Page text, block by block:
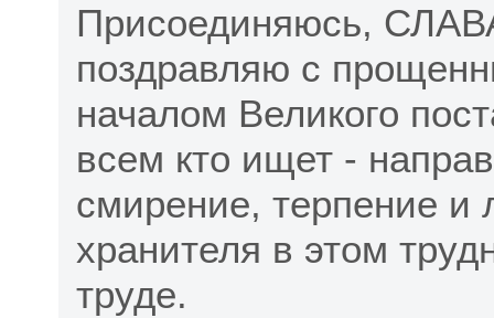
Присоединяюсь,
поздравляю с
началом Великого
всем кто ищет -
смирение, терпение и
хранителя в этом
труде.